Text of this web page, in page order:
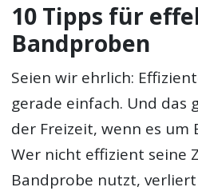
10 Tipps für
Bandproben
Seien wir ehrlich:
gerade einfach. Und das
der Freizeit, wenn es um
Wer nicht effizient seine
Bandprobe nutzt,